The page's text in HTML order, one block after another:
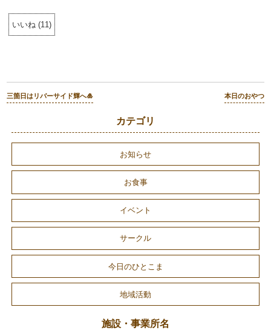
いいね (11)
三箇日はリバーサイド輝へ🎍 本日のおやつ
カテゴリ
お知らせ
お食事
イベント
サークル
今日のひとこま
地域活動
施設・事業所名